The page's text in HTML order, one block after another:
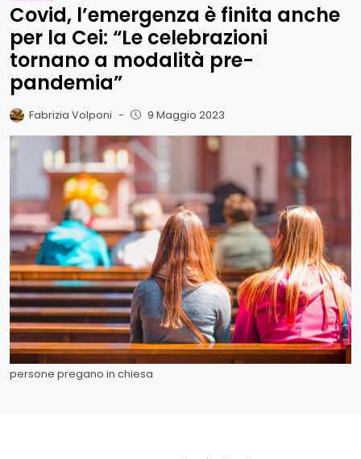
Covid, l’emergenza è finita anche
per la Cei: “Le celebrazioni
tornano a modalità pre-
pandemia”
Fabrizia Volponi - 9 Maggio 2023
persone pregano in chiesa